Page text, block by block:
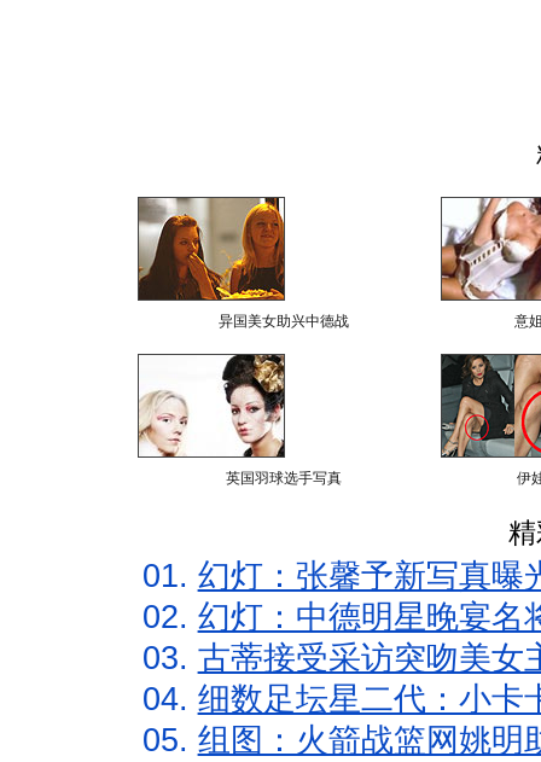
异国美女助兴中德战 意
英国羽球选手写真 伊
01. 幻灯：张馨予新写真曝
02. 幻灯：中德明星晚宴名
03. 古蒂接受采访突吻美女
04. 细数足坛星二代：小卡
05. 组图：火箭战篮网姚明